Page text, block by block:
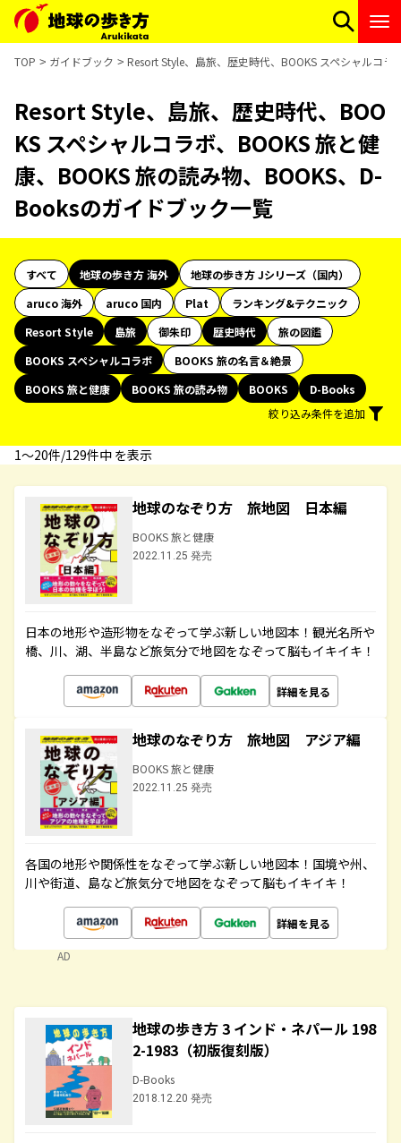
TOP ガイドブック Resort Style、島旅、歴史時代、BOOKS スペシャルコ
Resort Style、島旅、歴史時代、BOO
KS スペシャルコラボ、BOOKS 旅と健
康、BOOKS 旅の読み物、BOOKS、D-
Booksのガイドブック一覧
すべて 地球の歩き方 海外
地球の歩き方 Jシリーズ（国内）
aruco 海外
aruco 国内 Plat
ランキング&テクニック
Resort Style
島旅 御朱印 歴史時代
旅の図鑑
BOOKS スペシャルコラボ
BOOKS 旅の名言＆絶景
BOOKS 旅と健康
BOOKS 旅の読み物 BOOKS
D-Books
絞り込み条件を追加
1〜20件/129件中 を表示
地球のなぞり方 旅地図 日本編
BOOKS 旅と健康
2022.11.25 発売
日本の地形や造形物をなぞって学ぶ新しい地図本！観光名所や
橋、川、湖、半島など旅気分で地図をなぞって脳もイキイキ！
詳細を見る
地球のなぞり方 旅地図 アジア編
BOOKS 旅と健康
2022.11.25 発売
各国の地形や関係性をなぞって学ぶ新しい地図本！国境や州、
川や街道、島など旅気分で地図をなぞって脳もイキイキ！
詳細を見る
AD
地球の歩き方 3 インド・ネパール 198
2-1983（初版復刻版）
D-Books
2018.12.20 発売